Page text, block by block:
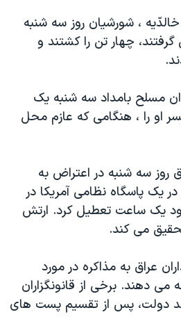
۲۰۲۴
رهبری ایران
، شورشيان روز سه شنبه
گرفتند، چهار تن را کشتند و
مسلح بامداد سه شنبه يک
او را ، هنگامی که عازم محل
روز سه شنبه در اعتراض به
در يک پاسگاه نظامی آمريکا در
يک ساعت تعطيل کرد. ارتش
می کند.
عراق به مذاکره در مورد
دهند. برخی از قانونگزاران
دولت، پس از تقسيم پست های